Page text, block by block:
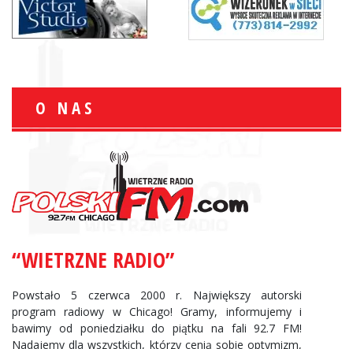
O NAS
“WIETRZNE RADIO”
Powstało 5 czerwca 2000 r. Największy autorski
program radiowy w Chicago! Gramy, informujemy i
bawimy od poniedziałku do piątku na fali 92.7 FM!
Nadajemy dla wszystkich, którzy cenią sobie optymizm,